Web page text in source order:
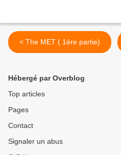
< The MET ( 1ére partie)
Hébergé par Overblog
Top articles
Pages
Contact
Signaler un abus